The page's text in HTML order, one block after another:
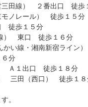
三田線） ２番出口 徒歩
モノレール） 徒歩１５分
徒歩１５分
） 東口 徒歩１６分
かい線・湘南新宿ライン
分
Ａ１出口 徒歩１８分
三田（西口） 徒歩１８
。